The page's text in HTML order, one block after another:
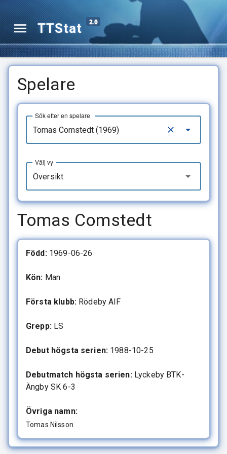
TTStat 2.0
Spelare
Sök efter en spelare
Översikt
Välj vy
Tomas Comstedt
Född:1969-06-26
Kön: Man
Första klubb:Rödeby AIF
Grepp:LS
Debut högsta serien: 1988-10-25
Debutmatch högsta serien:Lyckeby BTK-
Ängby SK 6-3
Övriga namn:
Tomas Nilsson